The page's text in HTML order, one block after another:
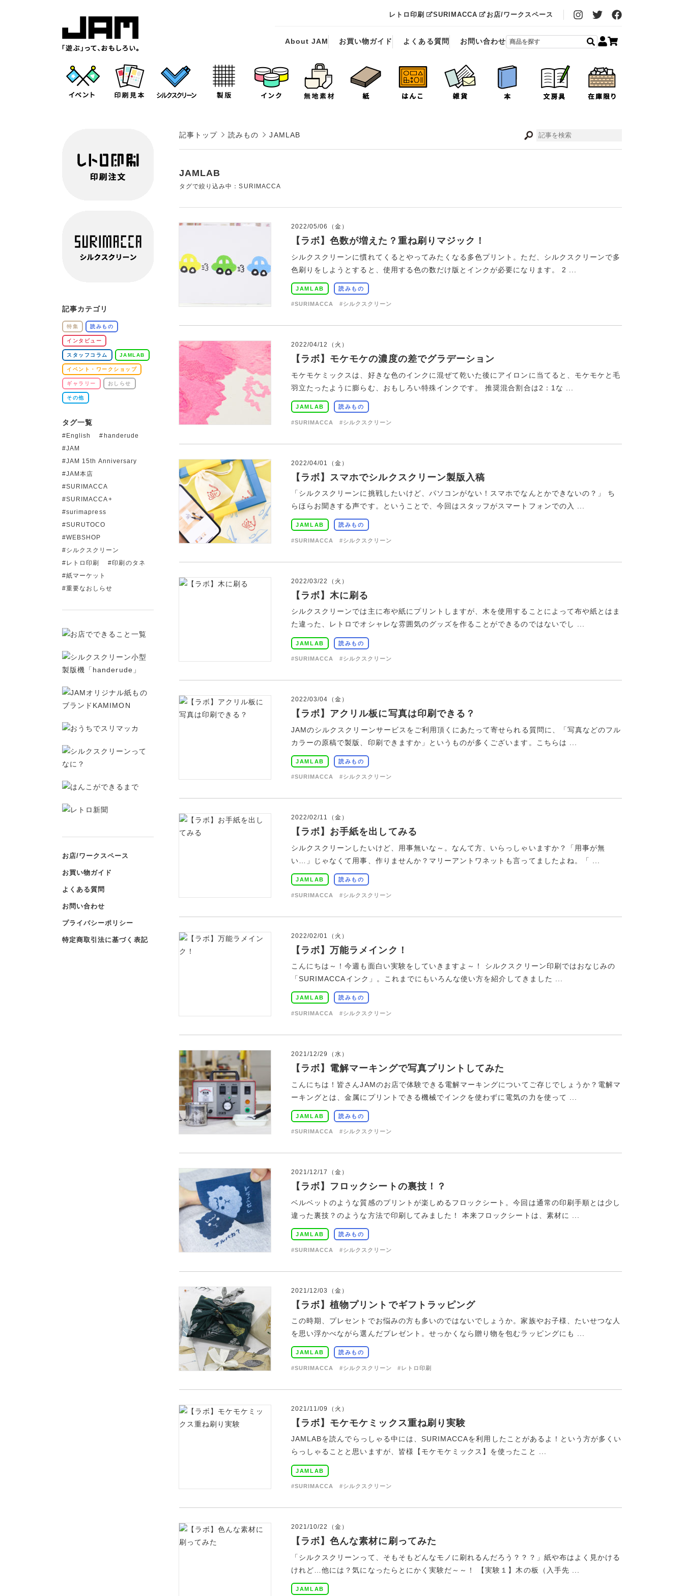
レトロ印刷 SURIMACCA お店/ワークスペース
About JAM お買い物ガイド よくある質問 お問い合わせ
記事トップ 読みもの JAMLAB
JAMLAB
タグで絞り込み中：SURIMACCA
2022/05/06（金）
【ラボ】色数が増えた？重ね刷りマジック！
シルクスクリーンに慣れてくるとやってみたくなる多色プリント。ただ、シルクスクリーンで多
色刷りをしようとすると、使用する色の数だけ版とインクが必要になります。 2 ...
JAMLAB 読みもの
#SURIMACCA #シルクスクリーン
2022/04/12（火）
【ラボ】モケモケの濃度の差でグラデーション
モケモケミックスは、好きな色のインクに混ぜて乾いた後にアイロンに当てると、モケモケと毛
羽立たったように膨らむ、おもしろい特殊インクです。 推奨混合割合は2：1な ...
JAMLAB 読みもの
#SURIMACCA #シルクスクリーン
2022/04/01（金）
【ラボ】スマホでシルクスクリーン製版入稿
「シルクスクリーンに挑戦したいけど、パソコンがない！スマホでなんとかできないの？」 ち
らほらお聞きする声です。ということで、今回はスタッフがスマートフォンでの入 ...
JAMLAB 読みもの
#SURIMACCA #シルクスクリーン
2022/03/22（火）
【ラボ】木に刷る
シルクスクリーンでは主に布や紙にプリントしますが、木を使用することによって布や紙とはま
た違った、レトロでオシャレな雰囲気のグッズを作ることができるのではないでし ...
JAMLAB 読みもの
#SURIMACCA #シルクスクリーン
2022/03/04（金）
【ラボ】アクリル板に写真は印刷できる？
JAMのシルクスクリーンサービスをご利用頂くにあたって寄せられる質問に、「写真などのフル
カラーの原稿で製版、印刷できますか」というものが多くございます。こちらは ...
JAMLAB 読みもの
#SURIMACCA #シルクスクリーン
2022/02/11（金）
【ラボ】お手紙を出してみる
シルクスクリーンしたいけど、用事無いな～。なんて方、いらっしゃいますか？「用事が無
い…」じゃなくて用事、作りませんか？マリーアントワネットも言ってましたよね。「 ...
JAMLAB 読みもの
#SURIMACCA #シルクスクリーン
2022/02/01（火）
【ラボ】万能ラメインク！
こんにちは～！今週も面白い実験をしていきますよ～！ シルクスクリーン印刷ではおなじみの
「SURIMACCAインク」。これまでにもいろんな使い方を紹介してきました ...
JAMLAB 読みもの
#SURIMACCA #シルクスクリーン
2021/12/29（水）
【ラボ】電解マーキングで写真プリントしてみた
こんにちは！皆さんJAMのお店で体験できる電解マーキングについてご存じでしょうか？電解マ
ーキングとは、金属にプリントできる機械でインクを使わずに電気の力を使って ...
JAMLAB 読みもの
#SURIMACCA #シルクスクリーン
2021/12/17（金）
【ラボ】フロックシートの裏技！？
ベルベットのような質感のプリントが楽しめるフロックシート。今回は通常の印刷手順とは少し
違った裏技？のような方法で印刷してみました！ 本来フロックシートは、素材に ...
JAMLAB 読みもの
#SURIMACCA #シルクスクリーン
2021/12/03（金）
【ラボ】植物プリントでギフトラッピング
この時期、プレセントでお悩みの方も多いのではないでしょうか。家族やお子様、たいせつな人
を思い浮かべながら選んだプレゼント。せっかくなら贈り物を包むラッピングにも ...
JAMLAB 読みもの
#SURIMACCA #シルクスクリーン #レトロ印刷
2021/11/09（火）
【ラボ】モケモケミックス重ね刷り実験
JAMLABを読んでらっしゃる中には、SURIMACCAを利用したことがあるよ！という方が多くい
らっしゃることと思いますが、皆様【モケモケミックス】を使ったこと ...
JAMLAB
#SURIMACCA #シルクスクリーン
2021/10/22（金）
【ラボ】色んな素材に刷ってみた
「シルクスクリーンって、そもそもどんなモノに刷れるんだろう？？？」紙や布はよく見かける
けれど…他には？気になったらとにかく実験だ～～！ 【実験１】木の板（入手先 ...
JAMLAB
記事カテゴリ
特集 読みもの
インタビュー
スタッフコラム JAMLAB
イベント・ワークショップ
ギャラリー おしらせ
その他
タグ一覧
English
handerude
JAM
JAM 15th Anniversary
JAM本店
SURIMACCA
SURIMACCA+
surimapress
SURUTOCO
WEBSHOP
シルクスクリーン
レトロ印刷
印刷のタネ
紙マーケット
重要なおしらせ
お店/ワークスペース
お買い物ガイド
よくある質問
お問い合わせ
プライバシーポリシー
特定商取引法に基づく表記